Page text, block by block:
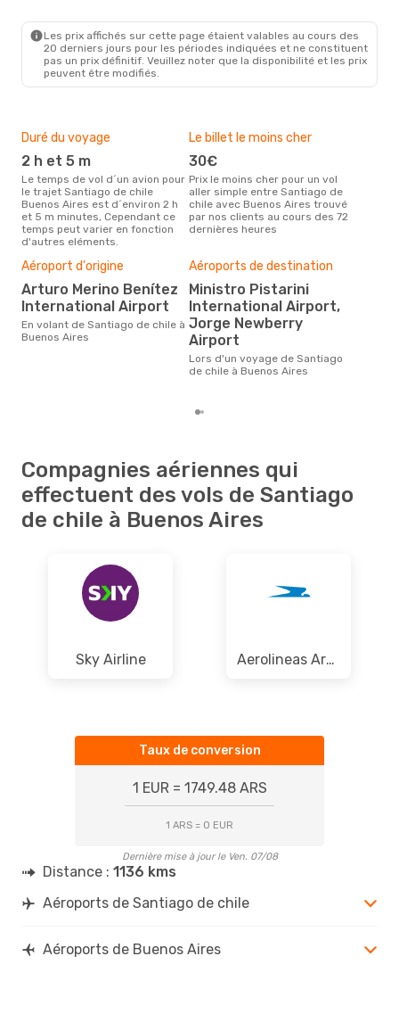
Les prix affichés sur cette page étaient valables au cours des
20 derniers jours pour les périodes indiquées et ne constituent
pas un prix définitif. Veuillez noter que la disponibilité et les prix
peuvent être modifiés.
Duré du voyage
2 h et 5 m
Le temps de vol d´un avion pour
le trajet Santiago de chile
Buenos Aires est d´environ 2 h
et 5 m minutes, Cependant ce
temps peut varier en fonction
d'autres eléments.
Le billet le moins cher
30€
Prix le moins cher pour un vol
aller simple entre Santiago de
chile avec Buenos Aires trouvé
par nos clients au cours des 72
dernières heures
Aéroport d'origine
Arturo Merino Benítez
International Airport
En volant de Santiago de chile à
Buenos Aires
Aéroports de destination
Ministro Pistarini
International Airport,
Jorge Newberry
Airport
Lors d'un voyage de Santiago
de chile à Buenos Aires
Compagnies aériennes qui
effectuent des vols de Santiago
de chile à Buenos Aires
Sky Airline Aerolineas Argentinas
Taux de conversion
1 EUR = 1749.48 ARS
1 ARS = 0 EUR
Dernière mise à jour le Ven. 07/08
Distance : 1136 kms
Aéroports de Santiago de chile
Aéroports de Buenos Aires